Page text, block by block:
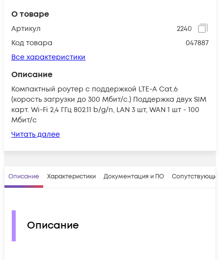
О товаре
Артикул
2240
Код товара
047887
Все характеристики
Описание
Компактный роутер с поддержкой LTE-A Cat.6
(корость загрузки до 300 Мбит/c.) Поддержка двух SIM
карт. Wi-Fi 2,4 ГГц 802.11 b/g/n, LAN 3 шт, WAN 1 шт - 100
Мбит/с
Читать далее
Описание Характеристики Документация и ПО
Описание